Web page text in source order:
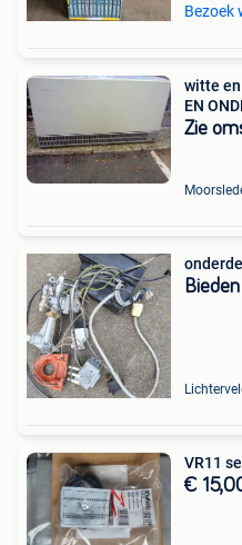
Bezoek
witte en
EN
Zie
Bieden
VR11
€